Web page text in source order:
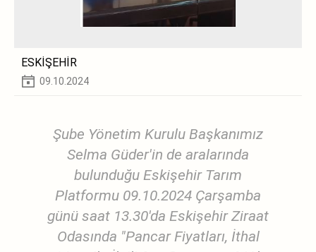
ESKİŞEHİR
09.10.2024
Şube Yönetim Kurulu Başkanımız
Selma Güder'in de aralarında
bulunduğu Eskişehir Tarım
Platformu 09.10.2024 Çarşamba
günü saat 13.30'da Eskişehir Ziraat
Odasında "Pancar Fiyatları, İthal